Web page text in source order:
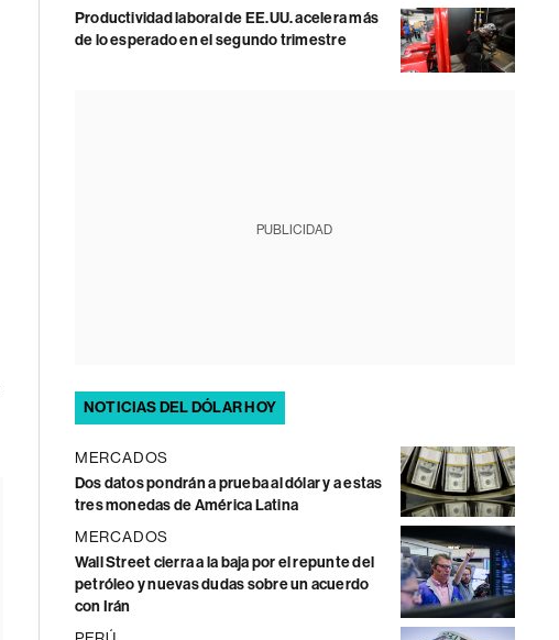
Productividad laboral de EE.UU. acelera más
de lo esperado en el segundo trimestre
PUBLICIDAD
NOTICIAS DEL DÓLAR HOY
MERCADOS
Dos datos pondrán a prueba al dólar y a estas
tres monedas de América Latina
MERCADOS
Wall Street cierra a la baja por el repunte del
petróleo y nuevas dudas sobre un acuerdo
con Irán